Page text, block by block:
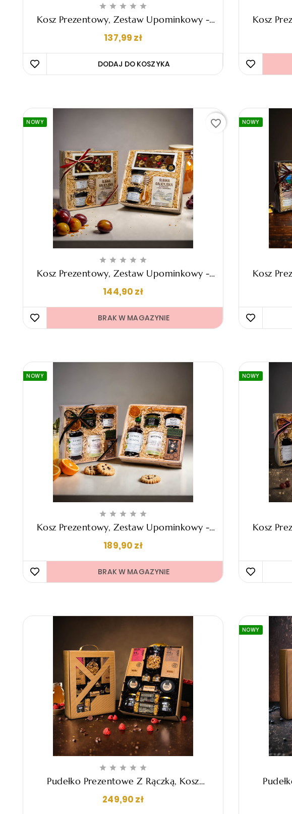
    
Kosz Prezentowy, Zestaw Upominkowy -
137,99 złCena
Kosz
NOWY
    
Kosz Prezentowy, Zestaw Upominkowy -
144,90 złCena
favorite_border NOWY
Kosz
NOWY
    
Kosz Prezentowy, Zestaw Upominkowy -
"Elettra"
189,90 złCena
NOWY
Kosz
    
Pudełko Prezentowe Z Rączką, Kosz
249,90 złCena
NOWY